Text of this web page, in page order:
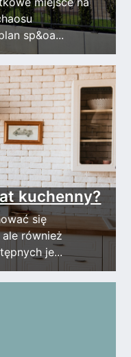
sp&oa...
kuchenny?
się
ale również
je...